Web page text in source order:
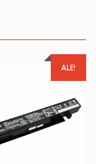
ALE!